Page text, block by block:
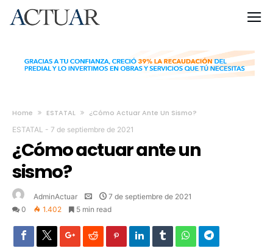
Home ESTATAL ¿Cómo Actuar Ante Un Sismo?
ESTATAL - 7 de septiembre de 2021
¿Cómo actuar ante un
sismo?
AdminActuar
7 de septiembre de 2021
0
1.402 5 min read